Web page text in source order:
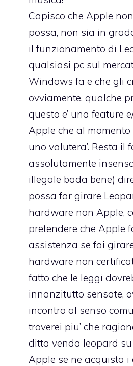
Capisco che Apple
possa, non sia in
il funzionamento di
qualsiasi pc sul
Windows fa e che gli
ovviamente, qualche
questo e’ una feature
Apple che al momento
uno valutera’. Resta il
assolutamente
illegale bada bene)
possa far girare
hardware non Apple,
pretendere che Apple
assistenza se fai
hardware non
fatto che le leggi
innanzitutto sensate,
incontro al senso
troverei piu’ che
ditta venda leopard
Apple se ne acquista i